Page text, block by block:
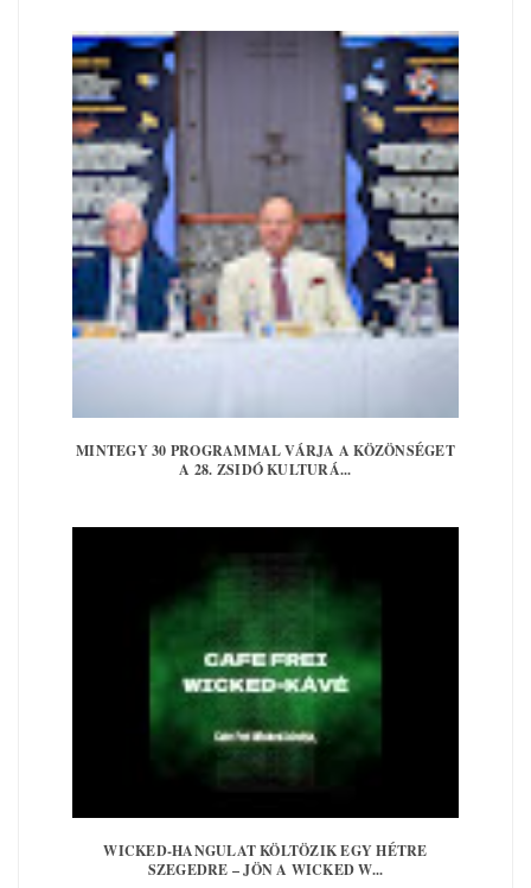
MINTEGY 30 PROGRAMMAL VÁRJA A KÖZÖNSÉGET
A 28. ZSIDÓ KULTURÁ...
WICKED-HANGULAT KÖLTÖZIK EGY HÉTRE
SZEGEDRE – JÖN A WICKED W...